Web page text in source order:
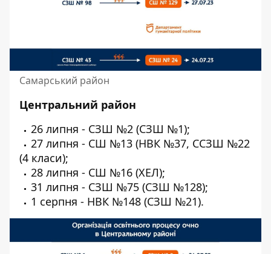
Самарський район
Центральний район
26 липня - СЗШ №2 (СЗШ №1);
27 липня - СШ №13 (НВК №37, ССЗШ №22
(4 класи);
28 липня - СШ №16 (ХЕЛ);
31 липня - СЗШ №75 (СЗШ №128);
1 серпня - НВК №148 (СЗШ №21).